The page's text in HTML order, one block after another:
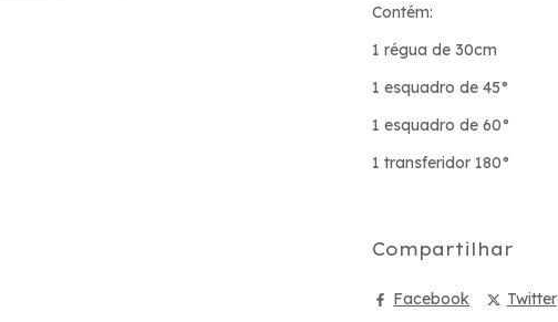
Contém:
1 régua de 30cm
1 esquadro de 45°
1 esquadro de 60°
1 transferidor 180°
Compartilhar
Facebook Twitter